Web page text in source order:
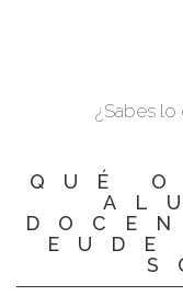
¿Sabes
QUÉ